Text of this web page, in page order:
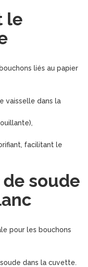
le
liés au papier
vaisselle dans la
facilitant le
soude
pour les bouchons
dans la cuvette.